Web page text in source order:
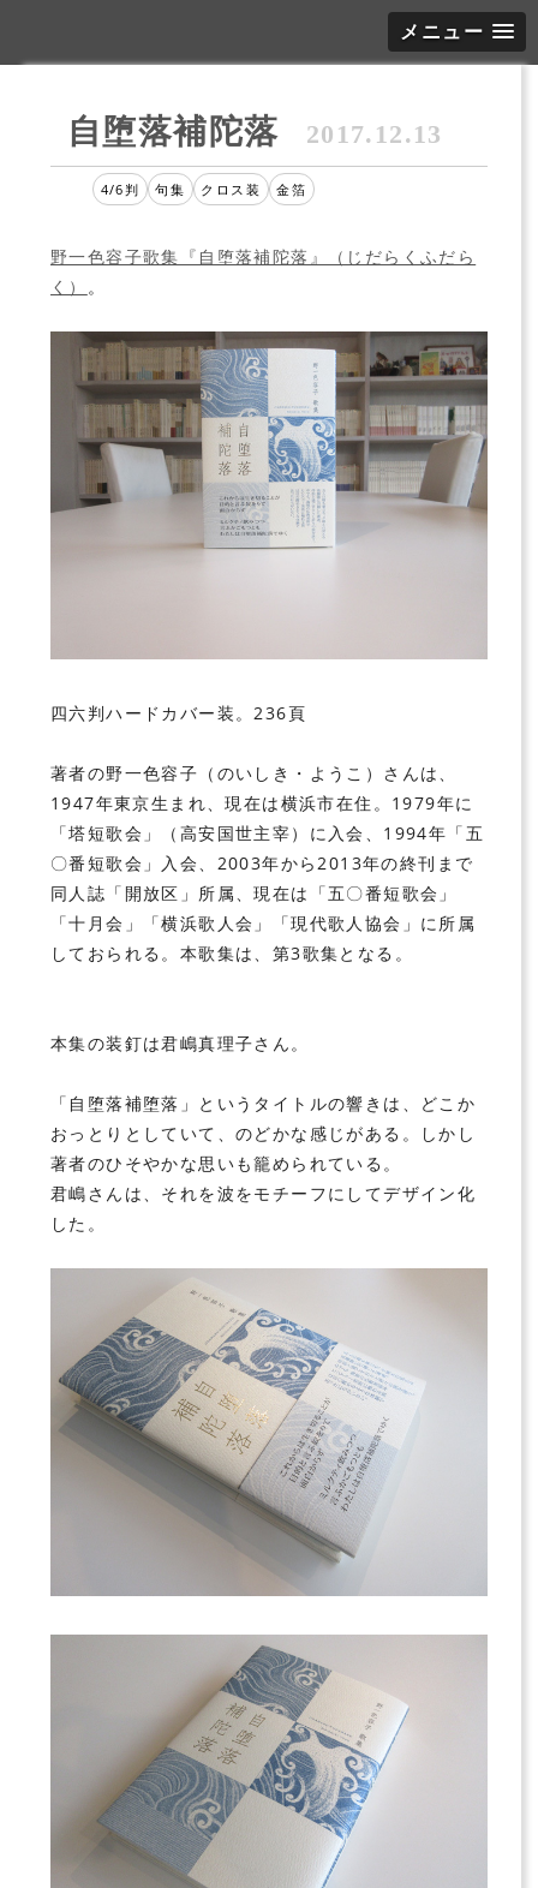
メニュー
自堕落補陀落 2017.12.13
4/6判 句集 クロス装 金箔
野一色容子歌集『自堕落補陀落』（じだらくふだら
く） 。
四六判ハードカバー装。236頁
著者の野一色容子（のいしき・ようこ）さんは、
1947年東京生まれ、現在は横浜市在住。1979年に
「塔短歌会」（高安国世主宰）に入会、1994年「五
〇番短歌会」入会、2003年から2013年の終刊まで
同人誌「開放区」所属、現在は「五〇番短歌会」
「十月会」「横浜歌人会」「現代歌人協会」に所属
しておられる。本歌集は、第3歌集となる。
本集の装釘は君嶋真理子さん。
「自堕落補堕落」というタイトルの響きは、どこか
おっとりとしていて、のどかな感じがある。しかし
著者のひそやかな思いも籠められている。
君嶋さんは、それを波をモチーフにしてデザイン化
した。